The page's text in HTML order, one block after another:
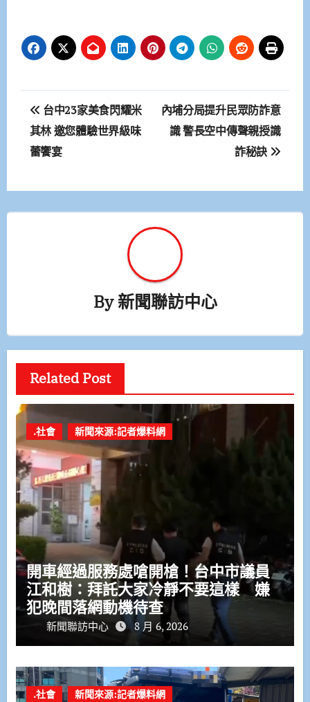
文
章
導
覽
台中23家美食閃耀米
其林 邀您體驗世界級味
蕾饗宴
內埔分局提升民眾防詐意
識 警長空中傳聲親授識
詐秘訣
By新聞聯訪中心
Related Post
.社會 新聞來源:記者爆料網
開車經過服務處嗆開槍！台中市議員
江和樹：拜託大家冷靜不要這樣 嫌
犯晚間落網動機待查
新聞聯訪中心 8 月 6, 2026
.社會 新聞來源:記者爆料網